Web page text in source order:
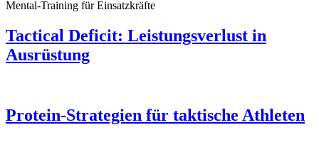
Mental-Training für Einsatzkräfte
Tactical Deficit: Leistungsverlust in
Ausrüstung
Protein-Strategien für taktische Athleten